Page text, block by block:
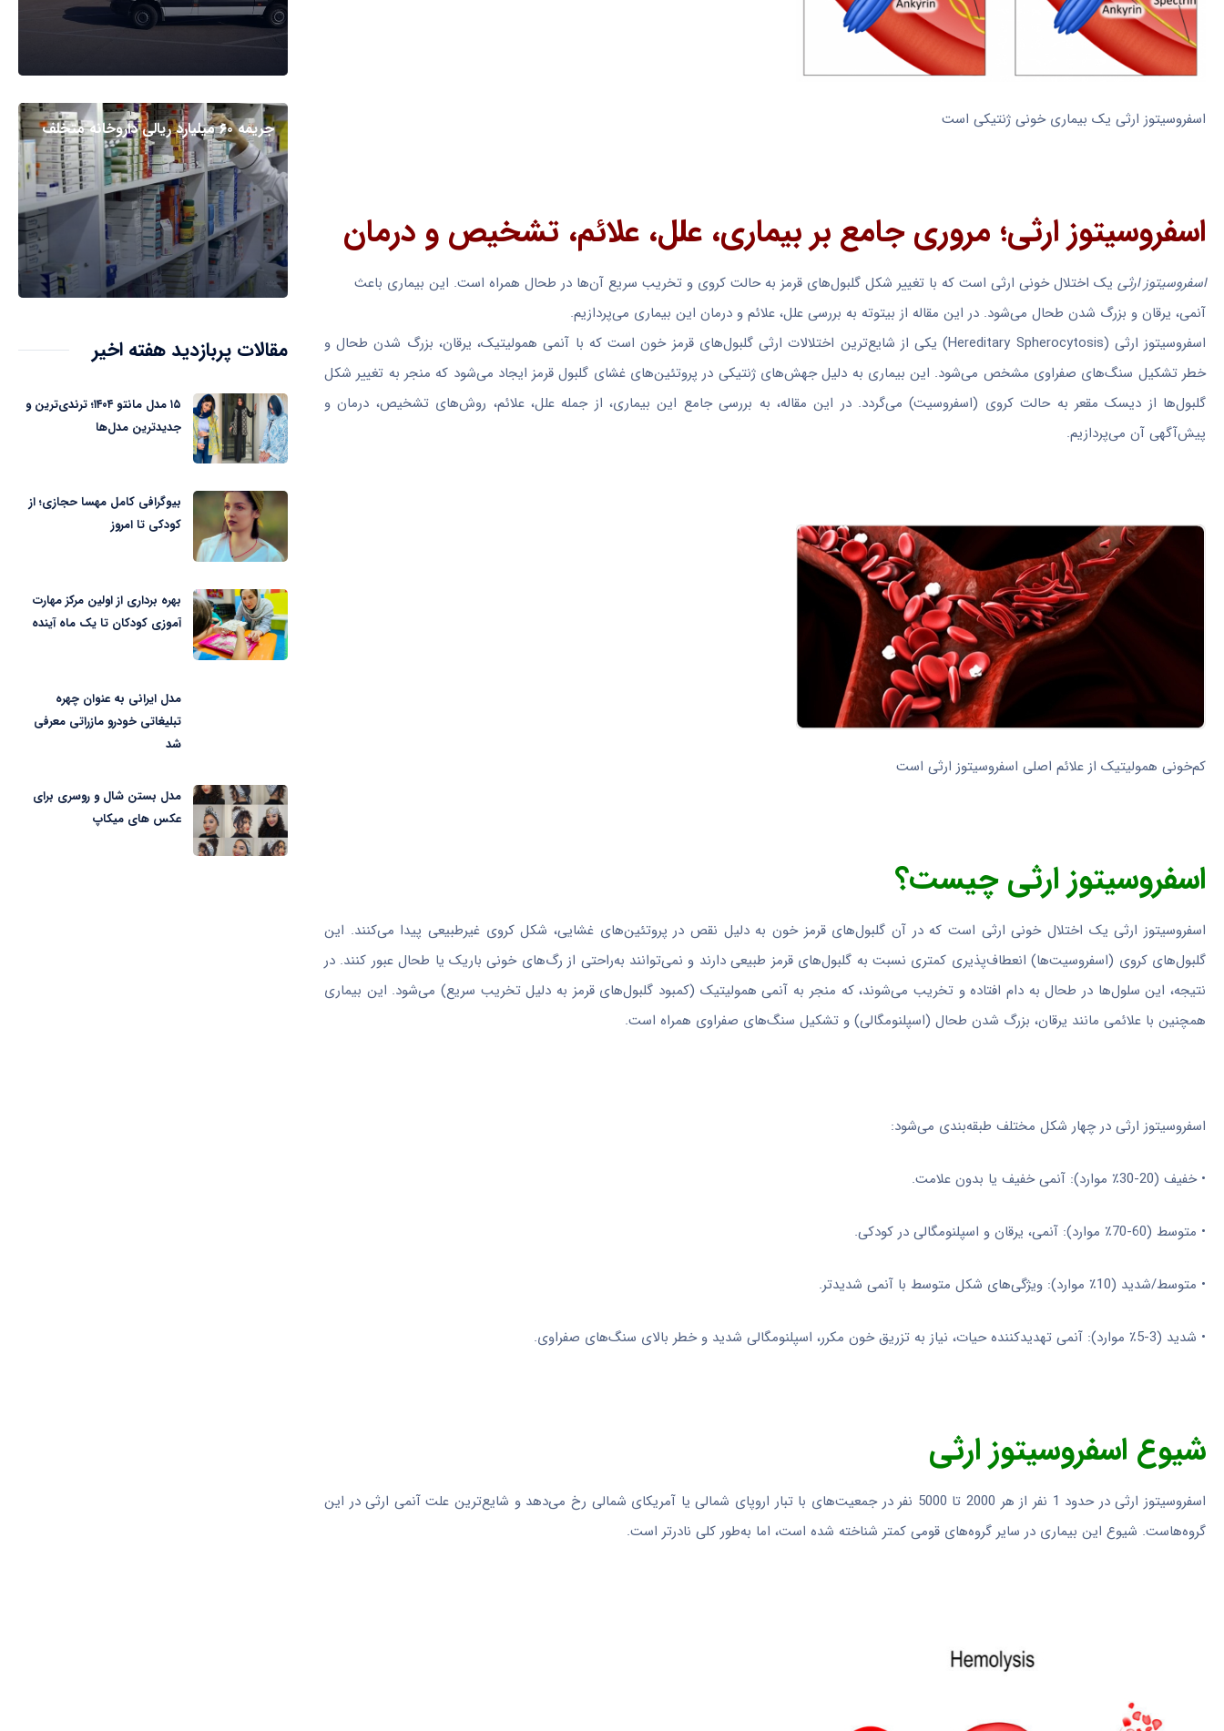
اسفروسیتوز ارثی یک بیماری خونی ژنتیکی است
اسفروسیتوز ارثی؛ مروری جامع بر بیماری، علل، علائم، تشخیص و درمان
اسفروسیتوز ارثی یک اختلال خونی ارثی است که با تغییر شکل گلبول‌های قرمز به حالت کروی و تخریب سریع آن‌ها در طحال همراه است. این بیماری باعث
آنمی، یرقان و بزرگ شدن طحال می‌شود. در این مقاله از بیتوته به بررسی علل، علائم و درمان این بیماری می‌پردازیم.
اسفروسیتوز ارثی (Hereditary Spherocytosis) یکی از شایع‌ترین اختلالات ارثی گلبول‌های قرمز خون است که با آنمی همولیتیک، یرقان، بزرگ شدن طحال و
خطر تشکیل سنگ‌های صفراوی مشخص می‌شود. این بیماری به دلیل جهش‌های ژنتیکی در پروتئین‌های غشای گلبول قرمز ایجاد می‌شود که منجر به تغییر شکل
گلبول‌ها از دیسک مقعر به حالت کروی (اسفروسیت) می‌گردد. در این مقاله، به بررسی جامع این بیماری، از جمله علل، علائم، روش‌های تشخیص، درمان و
پیش‌آگهی آن می‌پردازیم.
کم‌خونی همولیتیک از علائم اصلی اسفروسیتوز ارثی است
اسفروسیتوز ارثی چیست؟
اسفروسیتوز ارثی یک اختلال خونی ارثی است که در آن گلبول‌های قرمز خون به دلیل نقص در پروتئین‌های غشایی، شکل کروی غیرطبیعی پیدا می‌کنند. این
گلبول‌های کروی (اسفروسیت‌ها) انعطاف‌پذیری کمتری نسبت به گلبول‌های قرمز طبیعی دارند و نمی‌توانند به‌راحتی از رگ‌های خونی باریک یا طحال عبور کنند. در
نتیجه، این سلول‌ها در طحال به دام افتاده و تخریب می‌شوند، که منجر به آنمی همولیتیک (کمبود گلبول‌های قرمز به دلیل تخریب سریع) می‌شود. این بیماری
همچنین با علائمی مانند یرقان، بزرگ شدن طحال (اسپلنومگالی) و تشکیل سنگ‌های صفراوی همراه است.
اسفروسیتوز ارثی در چهار شکل مختلف طبقه‌بندی می‌شود:
• خفیف (20-30٪ موارد): آنمی خفیف یا بدون علامت.
• متوسط (60-70٪ موارد): آنمی، یرقان و اسپلنومگالی در کودکی.
• متوسط/شدید (10٪ موارد): ویژگی‌های شکل متوسط با آنمی شدیدتر.
• شدید (3-5٪ موارد): آنمی تهدیدکننده حیات، نیاز به تزریق خون مکرر، اسپلنومگالی شدید و خطر بالای سنگ‌های صفراوی.
شیوع اسفروسیتوز ارثی
اسفروسیتوز ارثی در حدود 1 نفر از هر 2000 تا 5000 نفر در جمعیت‌های با تبار اروپای شمالی یا آمریکای شمالی رخ می‌دهد و شایع‌ترین علت آنمی ارثی در این
گروه‌هاست. شیوع این بیماری در سایر گروه‌های قومی کمتر شناخته شده است، اما به‌طور کلی نادرتر است.
جریمه ۶۰ میلیارد ریالی داروخانه متخلف
مقالات پربازدید هفته اخیر
۱۵ مدل مانتو ۱۴۰۴؛ ترندی‌ترین و
جدیدترین مدل‌ها
بیوگرافی کامل مهسا حجازی؛ از
کودکی تا امروز
بهره برداری از اولین مرکز مهارت
آموزی کودکان تا یک ماه آینده
مدل ایرانی به عنوان چهره
تبلیغاتی خودرو مازراتی معرفی
شد
مدل بستن شال و روسری برای
عکس های میکاپ